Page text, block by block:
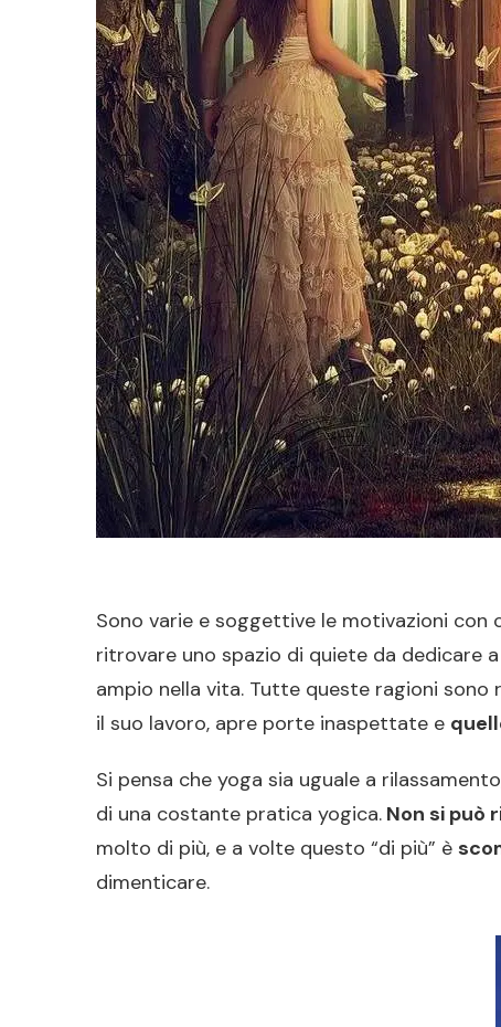
Sono varie e soggettive le motivazioni con
ritrovare uno spazio di quiete da dedicare
ampio nella vita. Tutte queste ragioni sono
il suo lavoro, apre porte inaspettate e
Si pensa che yoga sia uguale a
di una costante pratica yogica. Non si può
molto di più, e a volte questo “di più” è
dimenticare.